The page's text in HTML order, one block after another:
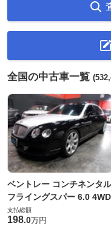
全国の中古車一覧
ベントレー コンチネンタル
フライングスパー 6.0 4WD
支払総額
198.0万円